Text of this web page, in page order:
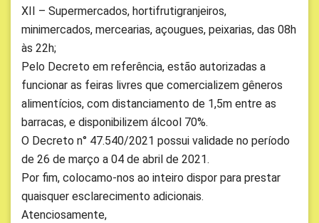
XII – Supermercados, hortifrutigranjeiros,
minimercados, mercearias, açougues, peixarias, das 08h
às 22h;
Pelo Decreto em referência, estão autorizadas a
funcionar as feiras livres que comercializem gêneros
alimentícios, com distanciamento de 1,5m entre as
barracas, e disponibilizem álcool 70%.
O Decreto n° 47.540/2021 possui validade no período
de 26 de março a 04 de abril de 2021.
Por fim, colocamo-nos ao inteiro dispor para prestar
quaisquer esclarecimento adicionais.
Atenciosamente,